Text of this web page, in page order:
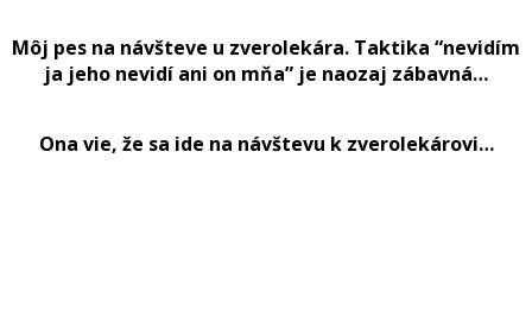
Môj pes na návšteve u zverolekára. Taktika “nevidím
ja jeho nevidí ani on mňa” je naozaj zábavná…
Ona vie, že sa ide na návštevu k zverolekárovi…